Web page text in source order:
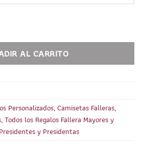
y Nombre PERSONALIZADO cantidad
AL CARRITO
Personalizados,Camisetas Falleras,
,Todos los Regalos Fallera Mayores y
y Presidentas